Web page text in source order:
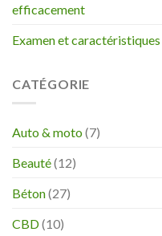
efficacement
Examen et
CATÉGORIE
Auto & moto(7)
Beauté(12)
Béton(27)
CBD(10)